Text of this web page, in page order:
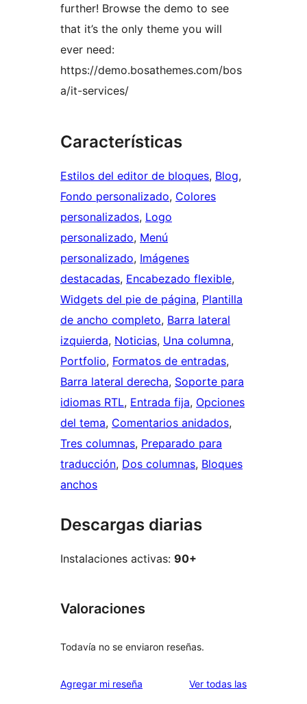
further! Browse the demo to see
that it’s the only theme you will
ever need:
https://demo.bosathemes.com/bos
a/it-services/
Características
Estilos del editor de bloques, Blog
Fondo personalizado, Colores
personalizados, Logo
personalizado, Menú
personalizado, Imágenes
destacadas, Encabezado flexible
Widgets del pie de página, Plantilla
de ancho completo, Barra lateral
izquierda, Noticias, Una columna
Portfolio, Formatos de entradas
Barra lateral derecha, Soporte para
idiomas RTL, Entrada fija, Opciones
del tema, Comentarios anidados
Tres columnas, Preparado para
traducción, Dos columnas, Bloques
anchos
Descargas diarias
Instalaciones activas: 90+
Valoraciones
Todavía no se enviaron reseñas.
Agregar mi reseña Ver todas lasreseñas